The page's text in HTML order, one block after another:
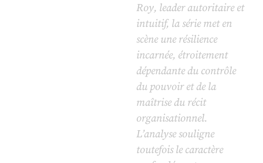
Roy, leader autoritaire et
intuitif, la série met en
scène une résilience
incarnée, étroitement
dépendante du contrôle
du pouvoir et de la
maîtrise du récit
organisationnel.
L’analyse souligne
toutefois le caractère